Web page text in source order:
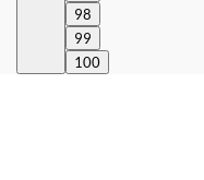
98
99
100